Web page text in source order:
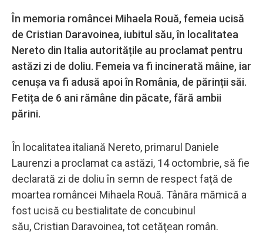
În memoria româncei Mihaela Rouă, femeia ucisă
de Cristian Daravoinea, iubitul său, în localitatea
Nereto din Italia autoritățile au proclamat pentru
astăzi zi de doliu. Femeia va fi incinerată mâine, iar
cenușa va fi adusă apoi în România, de părinții săi.
Fetița de 6 ani rămâne din păcate, fără ambii
părini.
În localitatea italiană Nereto, primarul Daniele
Laurenzi a proclamat ca astăzi, 14 octombrie, să fie
declarată zi de doliu în semn de respect față de
moartea româncei Mihaela Rouă. Tânăra mămică a
fost ucisă cu bestialitate de concubinul
său, Cristian Daravoinea, tot cetăţean român.